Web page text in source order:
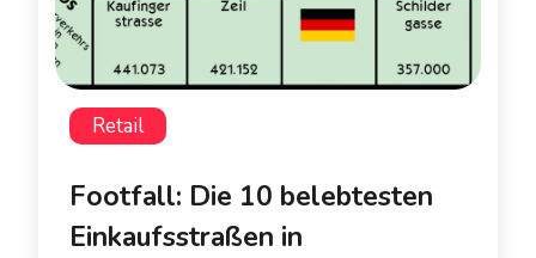
Retail
Footfall: Die 10 belebtesten
Einkaufsstraßen in